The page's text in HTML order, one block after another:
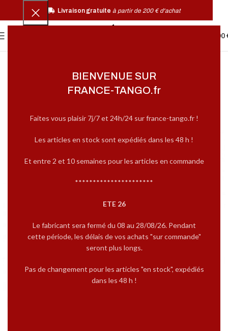
BIENVENUE SUR
FRANCE-TANGO.fr
Faites vous plaisir 7j/7 et 24h/24 sur france-tango.fr !
Les articles en stock sont expédiés dans les 48 h !
Et entre 2 et 10 semaines pour les articles en commande
**********************
ETE 26
Le fabricant sera fermé du 08 au 28/08/26. Pendant
cette période, les délais de vos achats "sur commande"
seront plus longs.
Pas de changement pour les articles "en stock", expédiés
dans les 48 h !
0,00
Livraison gratuite à partir de 200 € d'achat